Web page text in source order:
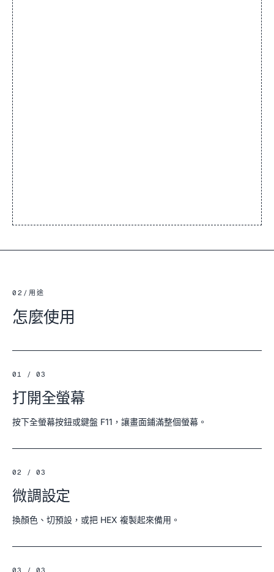
02 / 用途
怎麼使用
01 / 03
打開全螢幕
按下全螢幕按鈕或鍵盤 F11，讓畫面鋪滿整個螢幕。
02 / 03
微調設定
換顏色、切預設，或把 HEX 複製起來備用。
03 / 03